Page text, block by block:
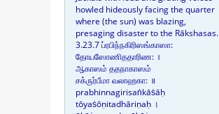
howled hideously facing the quarter
where (the sun) was blazing,
presaging disaster to the Rākshasas.
3.23.7 ப்ரபிந்நகிரிஸங்காஸா:
தோயஸோணிததாரிண: ।
ஆகாஸம் ததநாகாஸம்
சக்ருர்பீமா வலாஹகா: ॥
prabhinnagirisaṅkāṡāḥ
tōyaṡōṇitadhāriṇaḥ ।